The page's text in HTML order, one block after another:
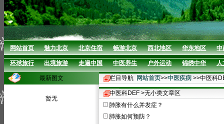
网站首页 魅力北京 北京住宿 畅游北京 西北地区 华东地区 中
环球旅行 出境旅游 走遍中国 中医养生 户外运动 锦绣中华 人
最新图文
暂无
栏目导航 网站首页>>中医疾病 >>中医科
中医科DEF >无小类文章区
肺胀有什么并发症？
肺胀如何预防？